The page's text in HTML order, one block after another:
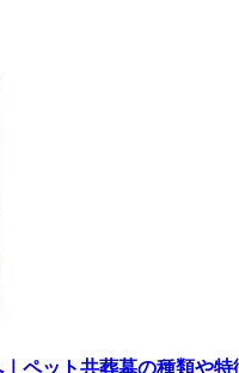
ペット共葬墓の種類や